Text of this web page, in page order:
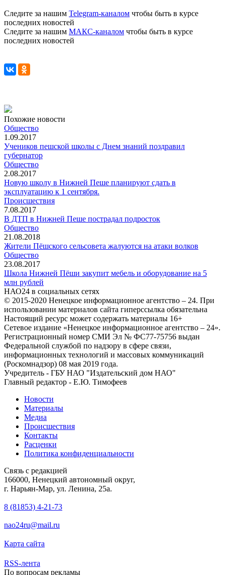
Следите за нашим Telegram-каналом чтобы быть в курсе
последних новостей
Следите за нашим МАКС-каналом чтобы быть в курсе
последних новостей
Похожие новости
Общество
1.09.2017
Учеников пешской школы с Днем знаний поздравил
губернатор
Общество
2.08.2017
Новую школу в Нижней Пеше планируют сдать в
эксплуатацию к 1 сентября.
Происшествия
7.08.2017
В ДТП в Нижней Пеше пострадал подросток
Общество
21.08.2018
Жители Пёшского сельсовета жалуются на атаки волков
Общество
23.08.2017
Школа Нижней Пёши закупит мебель и оборудование на 5
млн рублей
НАО24 в социальных сетях
© 2015-2020 Ненецкое информационное агентство – 24. При
использовании материалов сайта гиперссылка обязательна
Настоящий ресурс может содержать материалы 16+
Сетевое издание «Ненецкое информационное агентство – 24».
Регистрационный номер СМИ Эл № ФС77-75756 выдан
Федеральной службой по надзору в сфере связи,
информационных технологий и массовых коммуникаций
(Роскомнадзор) 08 мая 2019 года.
Учредитель - ГБУ НАО "Издательский дом НАО"
Главный редактор - Е.Ю. Тимофеев
Новости
Материалы
Медиа
Происшествия
Контакты
Расценки
Политика конфиденциальности
Связь с редакцией
166000, Ненецкий автономный округ,
г. Нарьян-Мар, ул. Ленина, 25а.
8 (81853) 4-21-73
nao24ru@mail.ru
Карта сайта
RSS-лента
По вопросам рекламы